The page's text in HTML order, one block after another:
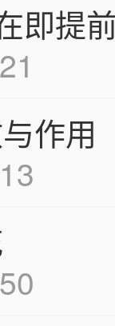
即提
作用